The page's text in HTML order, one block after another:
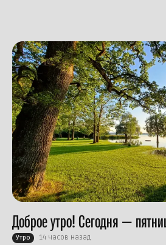
Доброе утро! Сегодня —
Утро 14 часов назад